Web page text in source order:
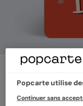
Carte de Noël
Ho Ho Ho
Popcarte utilise
Continuer sans